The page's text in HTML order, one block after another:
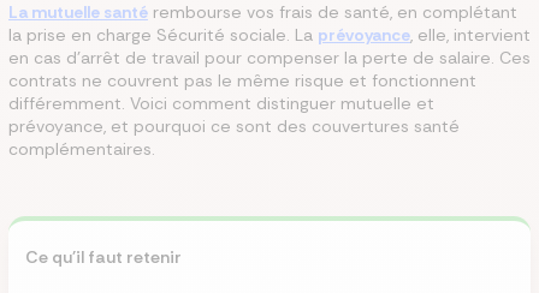
La mutuelle santé rembourse vos frais de santé, en complétant
la prise en charge Sécurité sociale. La prévoyance, elle, intervient
en cas d'arrêt de travail pour compenser la perte de salaire. Ces
contrats ne couvrent pas le même risque et fonctionnent
différemment. Voici comment distinguer mutuelle et
prévoyance, et pourquoi ce sont des couvertures santé
complémentaires.
Ce qu'il faut retenir